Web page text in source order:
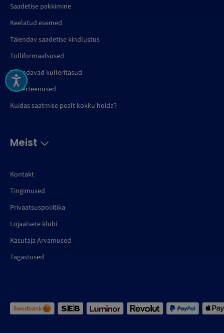
Saadetise pakkimine
Keelatud esemed
Täiendav saadetise kindlustus
Tolliformaalsused
Täiendavad kulleritasud
Kullerteenused
Kuidas saatmise pealt kokku hoida?
Meist
Kontakt
Tingimused
Privaatsuspoliitika
Lojaalsete klubi
Kasutaja Arvamused
Tagastused